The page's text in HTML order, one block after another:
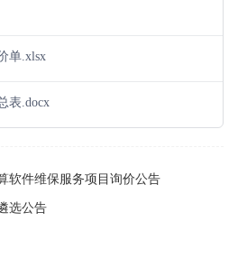
单.xlsx
表.docx
软件维保服务项目询价公告
选公告